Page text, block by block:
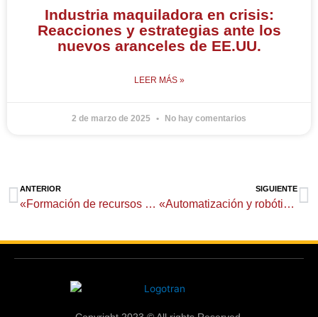
Industria maquiladora en crisis:
Reacciones y estrategias ante los
nuevos aranceles de EE.UU.
LEER MÁS »
2 de marzo de 2025 No hay comentarios
Ant
ANTERIOR
«Formación de recursos humanos en tecnologías 4.0»
SIGUIENTE
«Automatización y robótica en plantas de manufactura»